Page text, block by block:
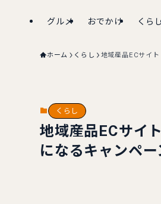
グルメ おでかけ くら
ホーム くらし 地域産品ECサイ
くらし
地域産品ECサイ
になるキャンペー